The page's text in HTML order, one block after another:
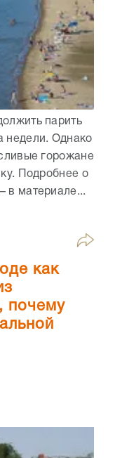
парить
недели. Однако
горожане
Подробнее о
в материале...
как
почему